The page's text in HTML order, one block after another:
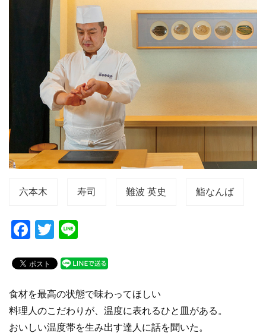
六本木 寿司 難波 英史 鮨なんば
F
c
e
b
o
T
tt
er
e
食材を最高の状態で味わってほしい
料理人のこだわりが、温度に表れるひと皿がある。
おいしい温度帯を生み出す達人に話を聞いた。